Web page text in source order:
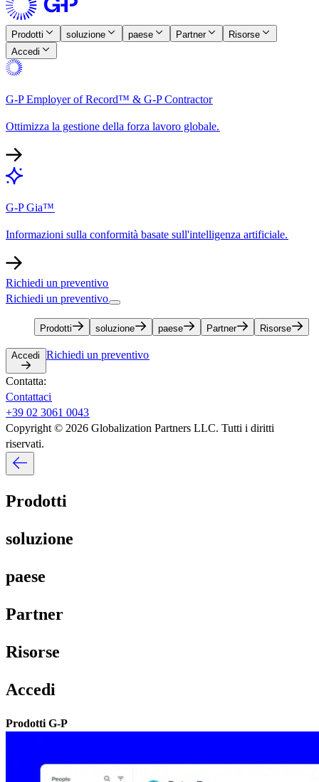
Prodotti​​ soluzione​​ paese​​ Partner​​
Risorse​​
Accedi​​
G-P Employer of Record™ & G-P Contractor​​
Ottimizza la gestione della forza lavoro globale.​​
G-P Gia™​​
Informazioni sulla conformità basate sull'intelligenza artificiale.​​
Richiedi un preventivo​​
Richiedi un preventivo​​
Prodotti​​ soluzione​​ paese​​ Partner​​ Risorse​​
Accedi​​ Richiedi un preventivo​​
Contatta:​​
Contattaci​​
+39 02 3061 0043​​
Copyright © 2026 Globalization Partners LLC. Tutti i diritti
riservati.​​
Prodotti​​
soluzione​​
paese​​
Partner​​
Risorse​​
Accedi​​
Prodotti G-P​​